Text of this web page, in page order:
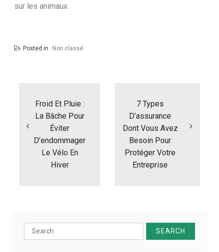
sur les animaux.
Posted in Non classé
Froid Et Pluie :
La Bâche Pour
Éviter
D’endommager
Le Vélo En
Hiver
7 Types
D’assurance
Dont Vous Avez
Besoin Pour
Protéger Votre
Entreprise
Search
for: